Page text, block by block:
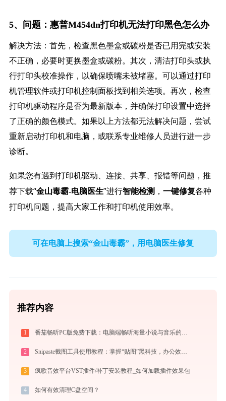
5、问题：惠普M454dn打印机无法打印黑色怎么办
解决方法：首先，检查黑色墨盒或碳粉是否已用完或安装
不正确，必要时更换墨盒或碳粉。其次，清洁打印头或执
行打印头校准操作，以确保喷嘴未被堵塞。可以通过打印
机管理软件或打印机控制面板找到相关选项。再次，检查
打印机驱动程序是否为最新版本，并确保打印设置中选择
了正确的颜色模式。如果以上方法都无法解决问题，尝试
重新启动打印机和电脑，或联系专业维修人员进行进一步
诊断。
如果您有遇到打印机驱动、连接、共享、报错等问题，推
荐下载“金山毒霸-电脑医生”进行智能检测， 一键修复各种
打印机问题，提高大家工作和打印机使用效率。
可在电脑上搜索“金山毒霸”，用电脑医生修复
推荐内容
1 番茄畅听PC版免费下载：电脑端畅听海量小说与音乐的终极指南
2 Snipaste截图工具使用教程：掌握“贴图”黑科技，办公效率翻倍
3 疯歌音效平台VST插件/补丁安装教程_如何加载插件效果包
4 如何有效清理C盘空间？